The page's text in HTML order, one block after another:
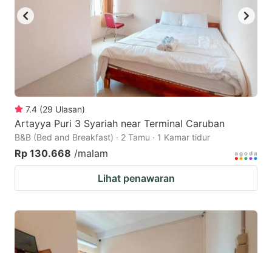
7.4 (29 Ulasan)
Artayya Puri 3 Syariah near Terminal Caruban
B&B (Bed and Breakfast) · 2 Tamu · 1 Kamar tidur
Rp 130.668 /malam
Lihat penawaran